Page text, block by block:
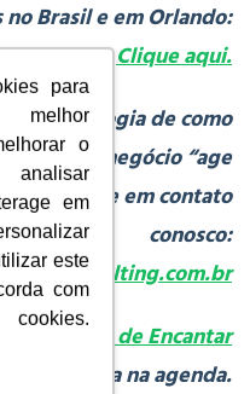
para
o
analisar
em
este
com
Brasil e em Orlando:
Clique aqui.
metodologia de como
num negócio “age
entre em contato
conosco:
Disney de Encantar
a data na agenda.